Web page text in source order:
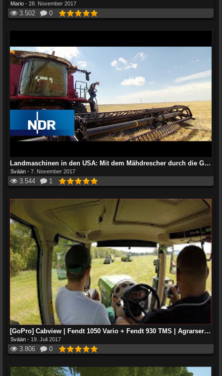
Mario - 28. November 2017
3.502 0
Landmaschinen in den USA: Mit dem Mähdrescher durch die Great Plains | Länder - Menschen - Abenteuer
Svään - 7. November 2017
3.544 1
[GoPro] Cabview | Fendt 1050 Vario + Fendt 930 TMS | Agrarservice-MV
Svään - 19. Juli 2017
3.806 0